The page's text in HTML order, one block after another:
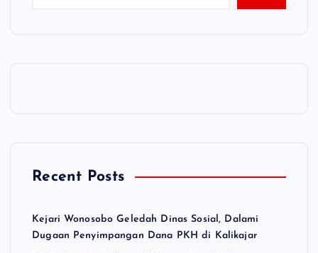
Recent Posts
Kejari Wonosobo Geledah Dinas Sosial, Dalami
Dugaan Penyimpangan Dana PKH di Kalikajar